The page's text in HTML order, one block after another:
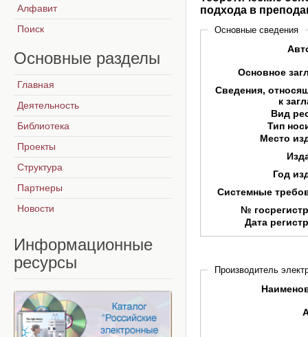
подхода в
Основные сведения
Основное
Сведения,
к
Вид
Тип
Место
Год
Системные
№
Дата
Производитель
Алфавит
Поиск
Основные разделы
Главная
Деятельность
Библиотека
Проекты
Структура
Партнеры
Новости
Информационные
ресурсы